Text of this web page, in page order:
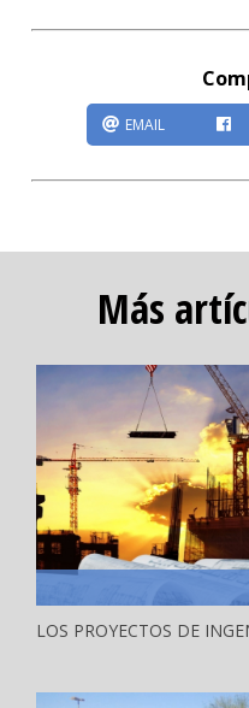
EMAIL
Más
LOS PROYECTOS DE